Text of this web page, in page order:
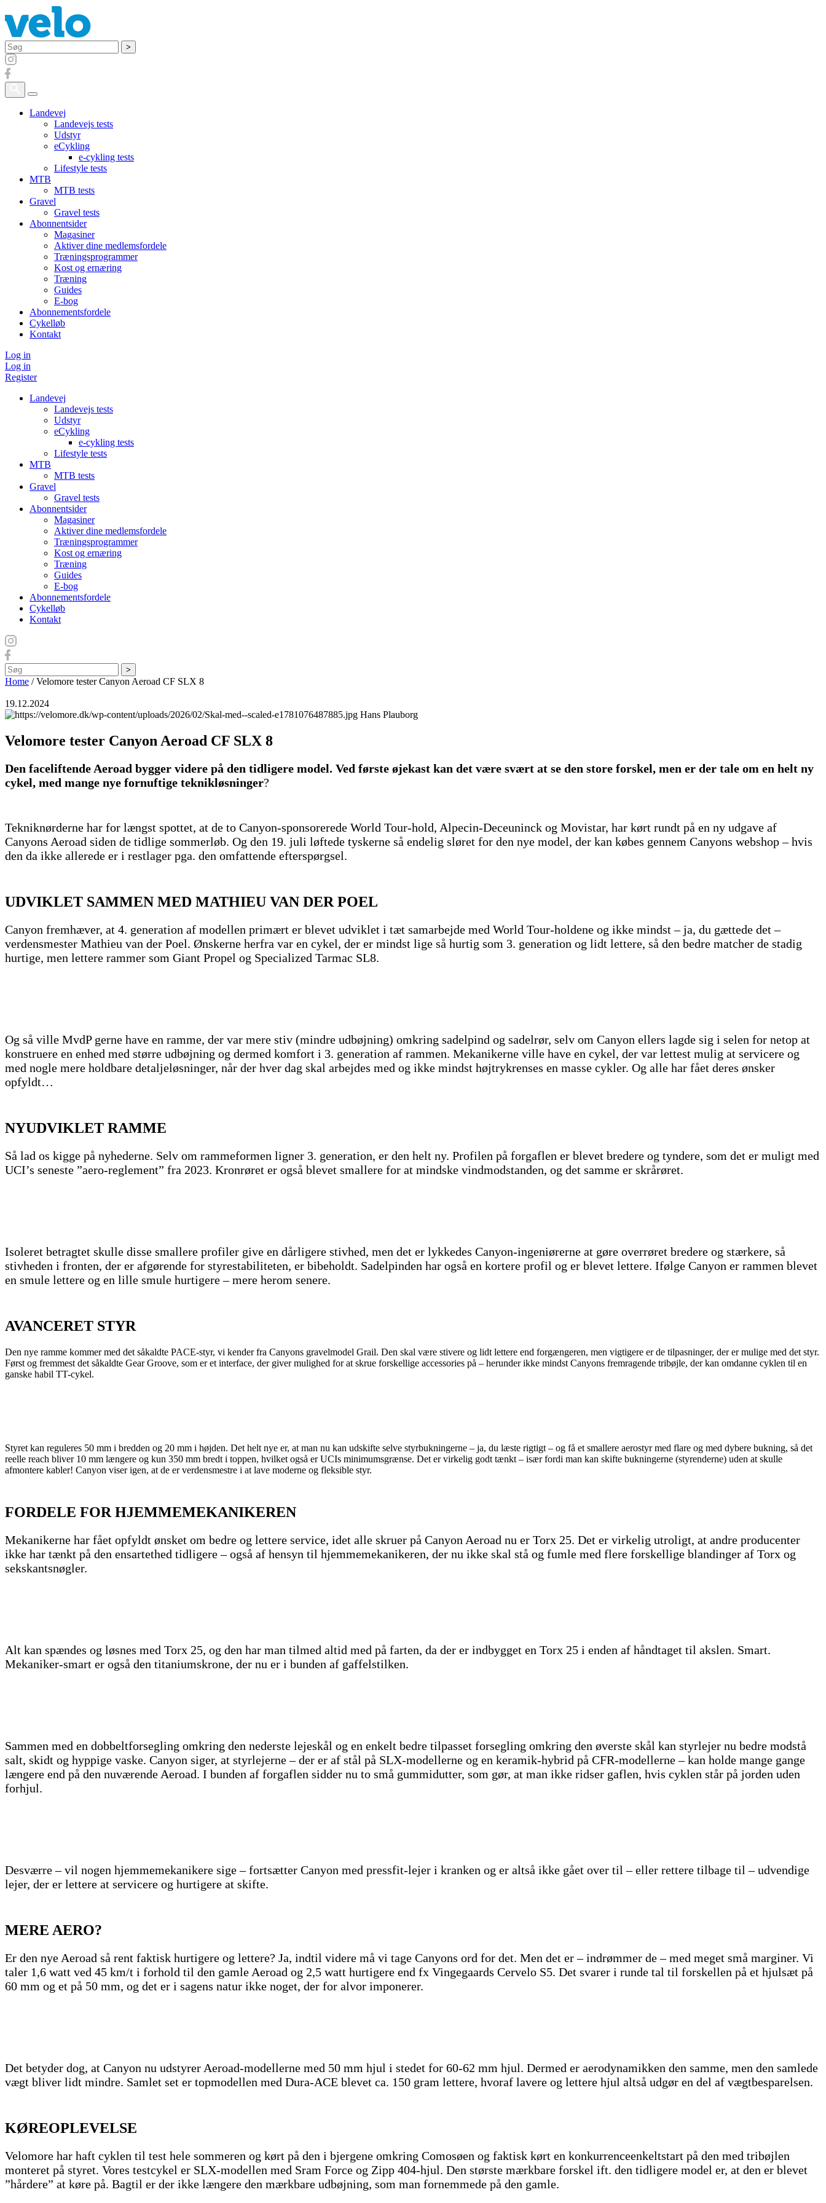
Søg
Landevej
Landevejs tests
Udstyr
eCykling
e-cykling tests
Lifestyle tests
MTB
MTB tests
Gravel
Gravel tests
Abonnentsider
Magasiner
Aktiver dine medlemsfordele
Træningsprogrammer
Kost og ernæring
Træning
Guides
E-bog
Abonnementsfordele
Cykelløb
Kontakt
Log in
Log in
Register
Landevej
Landevejs tests
Udstyr
eCykling
e-cykling tests
Lifestyle tests
MTB
MTB tests
Gravel
Gravel tests
Abonnentsider
Magasiner
Aktiver dine medlemsfordele
Træningsprogrammer
Kost og ernæring
Træning
Guides
E-bog
Abonnementsfordele
Cykelløb
Kontakt
Søg
Home /Velomore tester Canyon Aeroad CF SLX 8
19.12.2024
Hans Plauborg
Velomore tester Canyon Aeroad CF SLX 8
Den faceliftende Aeroad bygger videre på den tidligere model. Ved første øjekast kan det være svært at se den store forskel, men er der tale om en helt ny
cykel, med mange nye fornuftige teknikløsninger?
Tekniknørderne har for længst spottet, at de to Canyon-sponsorerede World Tour-hold, Alpecin-Deceuninck og Movistar, har kørt rundt på en ny udgave af
Canyons Aeroad siden de tidlige sommerløb. Og den 19. juli løftede tyskerne så endelig sløret for den nye model, der kan købes gennem Canyons webshop – hvis
den da ikke allerede er i restlager pga. den omfattende efterspørgsel.
UDVIKLET SAMMEN MED MATHIEU VAN DER POEL
Canyon fremhæver, at 4. generation af modellen primært er blevet udviklet i tæt samarbejde med World Tour-holdene og ikke mindst – ja, du gættede det –
verdensmester Mathieu van der Poel. Ønskerne herfra var en cykel, der er mindst lige så hurtig som 3. generation og lidt lettere, så den bedre matcher de stadig
hurtige, men lettere rammer som Giant Propel og Specialized Tarmac SL8.
Og så ville MvdP gerne have en ramme, der var mere stiv (mindre udbøjning) omkring sadelpind og sadelrør, selv om Canyon ellers lagde sig i selen for netop at
konstruere en enhed med større udbøjning og dermed komfort i 3. generation af rammen. Mekanikerne ville have en cykel, der var lettest mulig at servicere og
med nogle mere holdbare detaljeløsninger, når der hver dag skal arbejdes med og ikke mindst højtrykrenses en masse cykler. Og alle har fået deres ønsker
opfyldt…
NYUDVIKLET RAMME
Så lad os kigge på nyhederne. Selv om rammeformen ligner 3. generation, er den helt ny. Profilen på forgaflen er blevet bredere og tyndere, som det er muligt med
UCI’s seneste ”aero-reglement” fra 2023. Kronrøret er også blevet smallere for at mindske vindmodstanden, og det samme er skrårøret.
Isoleret betragtet skulle disse smallere profiler give en dårligere stivhed, men det er lykkedes Canyon-ingeniørerne at gøre overrøret bredere og stærkere, så
stivheden i fronten, der er afgørende for styrestabiliteten, er bibeholdt. Sadelpinden har også en kortere profil og er blevet lettere. Ifølge Canyon er rammen blevet
en smule lettere og en lille smule hurtigere – mere herom senere.
AVANCERET STYR
Den nye ramme kommer med det såkaldte PACE-styr, vi kender fra Canyons gravelmodel Grail. Den skal være stivere og lidt lettere end forgængeren, men vigtigere er de tilpasninger, der er mulige med det styr.
Først og fremmest det såkaldte Gear Groove, som er et interface, der giver mulighed for at skrue forskellige accessories på – herunder ikke mindst Canyons fremragende tribøjle, der kan omdanne cyklen til en
ganske habil TT-cykel.
Styret kan reguleres 50 mm i bredden og 20 mm i højden. Det helt nye er, at man nu kan udskifte selve styrbukningerne – ja, du læste rigtigt – og få et smallere aerostyr med flare og med dybere bukning, så det
reelle reach bliver 10 mm længere og kun 350 mm bredt i toppen, hvilket også er UCIs minimumsgrænse. Det er virkelig godt tænkt – især fordi man kan skifte bukningerne (styrenderne) uden at skulle
afmontere kabler! Canyon viser igen, at de er verdensmestre i at lave moderne og fleksible styr.
FORDELE FOR HJEMMEMEKANIKEREN
Mekanikerne har fået opfyldt ønsket om bedre og lettere service, idet alle skruer på Canyon Aeroad nu er Torx 25. Det er virkelig utroligt, at andre producenter
ikke har tænkt på den ensartethed tidligere – også af hensyn til hjemmemekanikeren, der nu ikke skal stå og fumle med flere forskellige blandinger af Torx og
sekskantsnøgler.
Alt kan spændes og løsnes med Torx 25, og den har man tilmed altid med på farten, da der er indbygget en Torx 25 i enden af håndtaget til akslen. Smart.
Mekaniker-smart er også den titaniumskrone, der nu er i bunden af gaffelstilken.
Sammen med en dobbeltforsegling omkring den nederste lejeskål og en enkelt bedre tilpasset forsegling omkring den øverste skål kan styrlejer nu bedre modstå
salt, skidt og hyppige vaske. Canyon siger, at styrlejerne – der er af stål på SLX-modellerne og en keramik-hybrid på CFR-modellerne – kan holde mange gange
længere end på den nuværende Aeroad. I bunden af forgaflen sidder nu to små gummidutter, som gør, at man ikke ridser gaflen, hvis cyklen står på jorden uden
forhjul.
Desværre – vil nogen hjemmemekanikere sige – fortsætter Canyon med pressfit-lejer i kranken og er altså ikke gået over til – eller rettere tilbage til – udvendige
lejer, der er lettere at servicere og hurtigere at skifte.
MERE AERO?
Er den nye Aeroad så rent faktisk hurtigere og lettere? Ja, indtil videre må vi tage Canyons ord for det. Men det er – indrømmer de – med meget små marginer. Vi
taler 1,6 watt ved 45 km/t i forhold til den gamle Aeroad og 2,5 watt hurtigere end fx Vingegaards Cervelo S5. Det svarer i runde tal til forskellen på et hjulsæt på
60 mm og et på 50 mm, og det er i sagens natur ikke noget, der for alvor imponerer.
Det betyder dog, at Canyon nu udstyrer Aeroad-modellerne med 50 mm hjul i stedet for 60-62 mm hjul. Dermed er aerodynamikken den samme, men den samlede
vægt bliver lidt mindre. Samlet set er topmodellen med Dura-ACE blevet ca. 150 gram lettere, hvoraf lavere og lettere hjul altså udgør en del af vægtbesparelsen.
KØREOPLEVELSE
Velomore har haft cyklen til test hele sommeren og kørt på den i bjergene omkring Comosøen og faktisk kørt en konkurrenceenkeltstart på den med tribøjlen
monteret på styret. Vores testcykel er SLX-modellen med Sram Force og Zipp 404-hjul. Den største mærkbare forskel ift. den tidligere model er, at den er blevet
”hårdere” at køre på. Bagtil er der ikke længere den mærkbare udbøjning, som man fornemmede på den gamle.